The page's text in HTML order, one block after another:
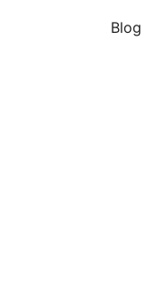
Blog